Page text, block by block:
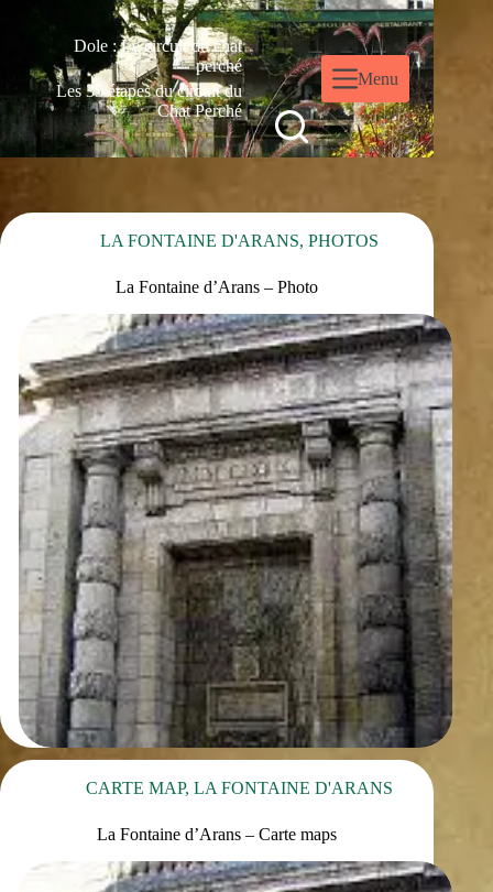
Dole : Le circuit du chat
perché
Les 35 étapes du circuit du
Chat Perché
Menu
LA FONTAINE D'ARANS, PHOTOS
La Fontaine d’Arans – Photo
CARTE MAP, LA FONTAINE D'ARANS
La Fontaine d’Arans – Carte maps